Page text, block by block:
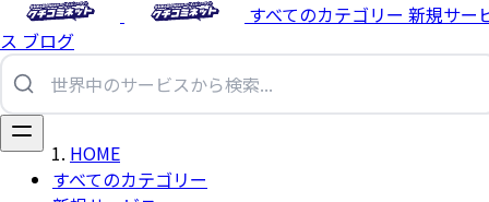
すべてのカテゴリー 新規サー
ス ブログ
すべてのカテゴリー
HOME